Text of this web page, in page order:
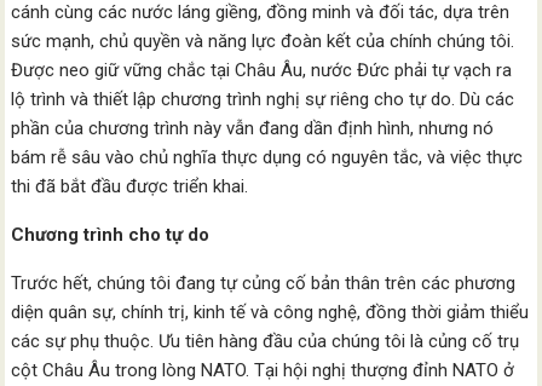
cánh cùng các nước láng giềng, đồng minh và đối tác, dựa trên
sức mạnh, chủ quyền và năng lực đoàn kết của chính chúng tôi.
Được neo giữ vững chắc tại Châu Âu, nước Đức phải tự vạch ra
lộ trình và thiết lập chương trình nghị sự riêng cho tự do. Dù các
phần của chương trình này vẫn đang dần định hình, nhưng nó
bám rễ sâu vào chủ nghĩa thực dụng có nguyên tắc, và việc thực
thi đã bắt đầu được triển khai.
Chương trình cho tự do
Trước hết, chúng tôi đang tự củng cố bản thân trên các phương
diện quân sự, chính trị, kinh tế và công nghệ, đồng thời giảm thiểu
các sự phụ thuộc. Ưu tiên hàng đầu của chúng tôi là củng cố trụ
cột Châu Âu trong lòng NATO. Tại hội nghị thượng đỉnh NATO ở